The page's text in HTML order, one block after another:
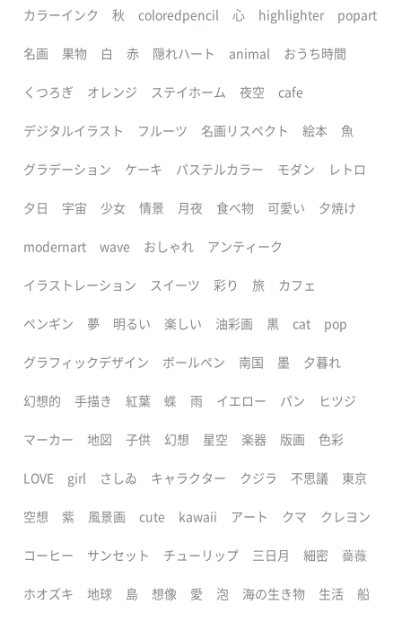
カラーインク 秋 coloredpencil 心 highlighter popart
名画 果物 白 赤 隠れハート animal おうち時間
くつろぎ オレンジ ステイホーム 夜空 cafe
デジタルイラスト フルーツ 名画リスペクト 絵本 魚
グラデーション ケーキ パステルカラー モダン レトロ
夕日 宇宙 少女 情景 月夜 食べ物 可愛い 夕焼け
modernart wave おしゃれ アンティーク
イラストレーション スイーツ 彩り 旅 カフェ
ペンギン 夢 明るい 楽しい 油彩画 黒 cat pop
グラフィックデザイン ボールペン 南国 墨 夕暮れ
幻想的 手描き 紅葉 蝶 雨 イエロー パン ヒツジ
マーカー 地図 子供 幻想 星空 楽器 版画 色彩
LOVE girl さしゐ キャラクター クジラ 不思議 東京
空想 紫 風景画 cute kawaii アート クマ クレヨン
コーヒー サンセット チューリップ 三日月 細密 薔薇
ホオズキ 地球 島 想像 愛 泡 海の生き物 生活 船